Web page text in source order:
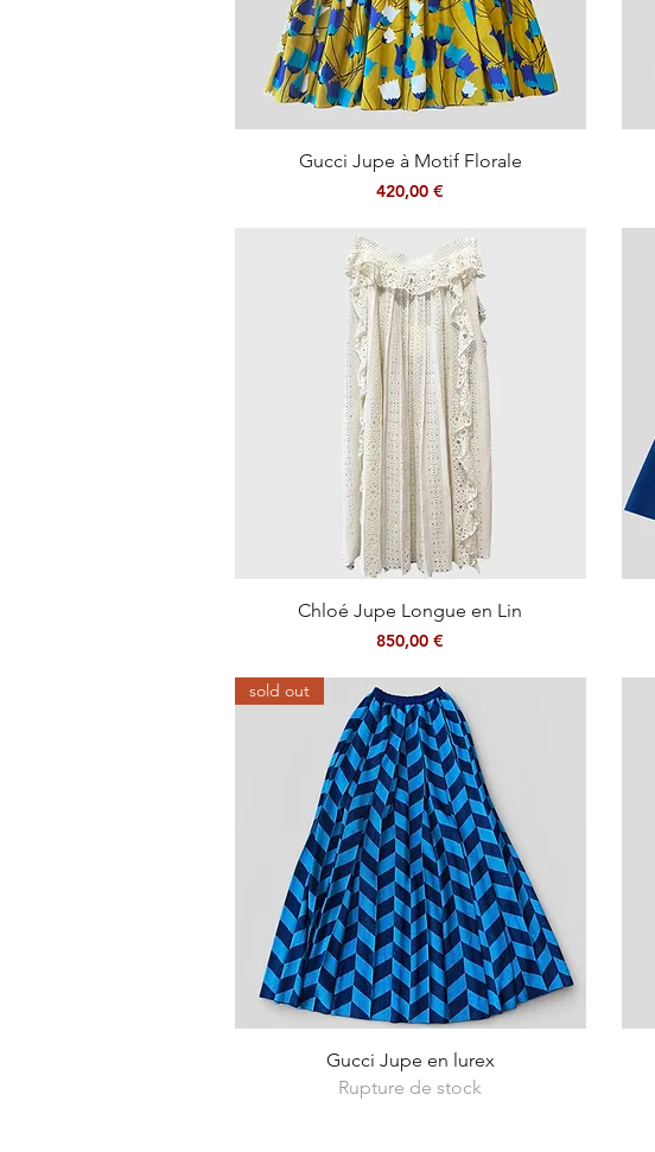
Aperçu rapide
Gucci Jupe à Motif Florale
Prix
420,00 €
Aperçu rapide
Chloé Jupe Longue en Lin
Prix
850,00 €
Aperçu rapide
sold out
Gucci Jupe en lurex
Rupture de stock